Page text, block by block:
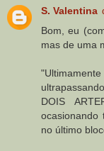
S. Valentina
Bom, eu
mas de uma
DOIS
ocasionando
no último